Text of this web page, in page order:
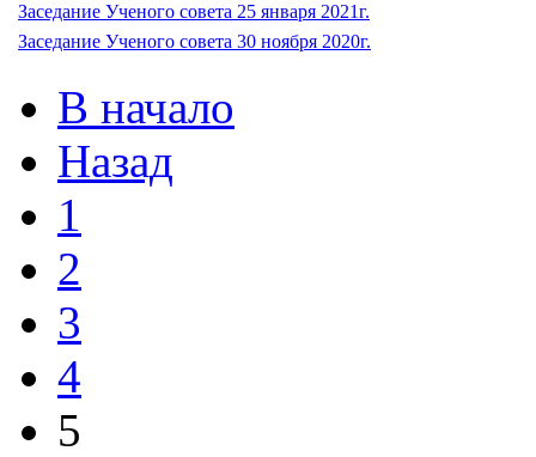
Заседание Ученого совета 25 января 2021г.
Заседание Ученого совета 30 ноября 2020г.
В начало
Назад
1
2
3
4
5